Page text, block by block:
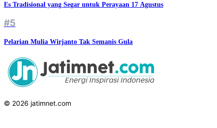
Es Tradisional yang Segar untuk Perayaan 17 Agustus
#5
Pelarian Mulia Wirjanto Tak Semanis Gula
© 2026 jatimnet.com